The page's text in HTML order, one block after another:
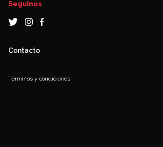
Seguinos
Contacto
Términos y condiciones